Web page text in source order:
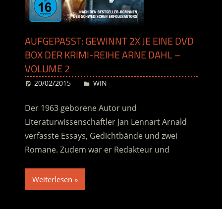
AUFGEPASST: GEWINNT 2X JE EINE DVD
BOX DER KRIMI-REIHE ARNE DAHL –
VOLUME 2
20/02/2015 Desiree
WIN
Der 1963 geborene Autor und
Literaturwissenschaftler Jan Lennart Arnald
verfasste Essays, Gedichtbände und zwei
Romane. Zudem war er Redakteur und
Weiterlesen